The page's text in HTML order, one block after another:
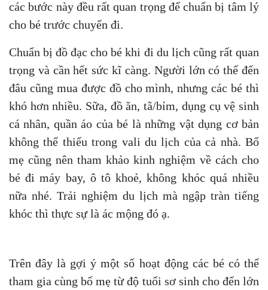
các bước này đều rất quan trọng để chuẩn bị tâm lý
cho bé trước chuyến đi.
Chuẩn bị đồ đạc cho bé khi đi du lịch cũng rất quan
trọng và cần hết sức kĩ càng. Người lớn có thể đến
đâu cũng mua được đồ cho mình, nhưng các bé thì
khó hơn nhiều. Sữa, đồ ăn, tã/bỉm, dụng cụ vệ sinh
cá nhân, quần áo của bé là những vật dụng cơ bản
không thể thiếu trong vali du lịch của cả nhà. Bố
mẹ cũng nên tham khảo kinh nghiệm về cách cho
bé đi máy bay, ô tô khoẻ, không khóc quá nhiều
nữa nhé. Trải nghiệm du lịch mà ngập tràn tiếng
khóc thì thực sự là ác mộng đó ạ.
Trên đây là gợi ý một số hoạt động các bé có thể
tham gia cùng bố mẹ từ độ tuổi sơ sinh cho đến lớn